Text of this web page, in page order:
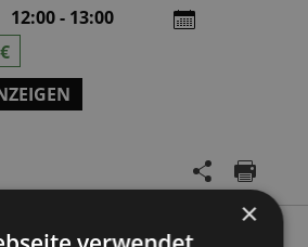
- 13:00
×